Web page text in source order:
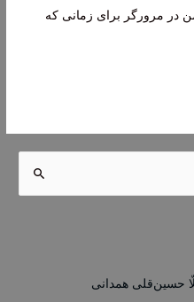
در مرورگر برای زمانی که
حسین‌قلی همدانی